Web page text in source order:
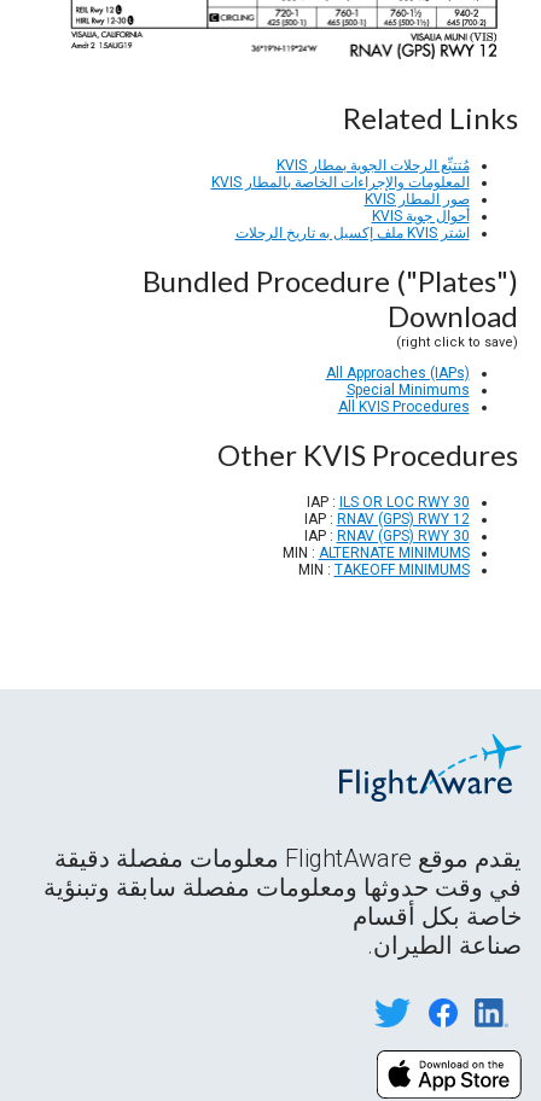
Related Links
مُتتبِّع الرحلات الجوية بمطار KVIS
المعلومات والإجراءات الخاصة بالمطار KVIS
صور المطار KVIS
أحوال جوية KVIS
اشتر KVIS ملف إكسيل به تاريخ الرحلات
Bundled Procedure ("Plates")
Download
(right click to save)
All Approaches (IAPs)
Special Minimums
All KVIS Procedures
Other KVIS Procedures
IAP :
ILS OR LOC RWY 30
IAP : RNAV (GPS) RWY 12
IAP : RNAV (GPS) RWY 30
MIN : ALTERNATE MINIMUMS
MIN : TAKEOFF MINIMUMS
يقدم موقع FlightAware معلومات مفصلة دقيقة
في وقت حدوثها ومعلومات مفصلة سابقة وتبنؤية
خاصة بكل أقسام
صناعة الطيران.